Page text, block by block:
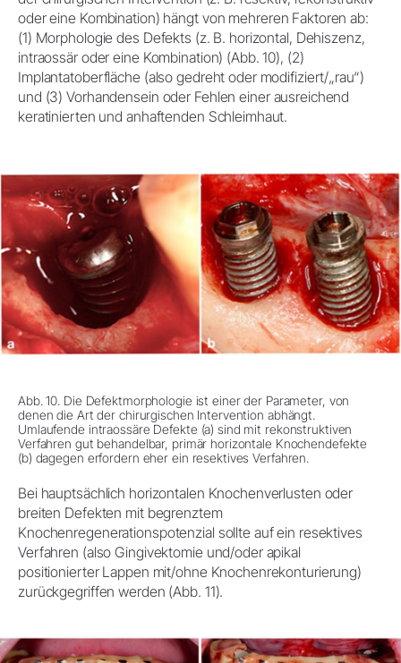
oder eine Kombination) hängt von mehreren Faktoren ab:
(1) Morphologie des Defekts (z. B. horizontal, Dehiszenz,
intraossär oder eine Kombination) (Abb. 10), (2)
Implantatoberfläche (also gedreht oder modifiziert/„rau“)
und (3) Vorhandensein oder Fehlen einer ausreichend
keratinierten und anhaftenden Schleimhaut.
Abb. 10. Die Defektmorphologie ist einer der Parameter, von
denen die Art der chirurgischen Intervention abhängt.
Umlaufende intraossäre Defekte (a) sind mit rekonstruktiven
Verfahren gut behandelbar, primär horizontale Knochendefekte
(b) dagegen erfordern eher ein resektives Verfahren.
Bei hauptsächlich horizontalen Knochenverlusten oder
breiten Defekten mit begrenztem
Knochenregenerationspotenzial sollte auf ein resektives
Verfahren (also Gingivektomie und/oder apikal
positionierter Lappen mit/ohne Knochenrekonturierung)
zurückgegriffen werden (Abb. 11).